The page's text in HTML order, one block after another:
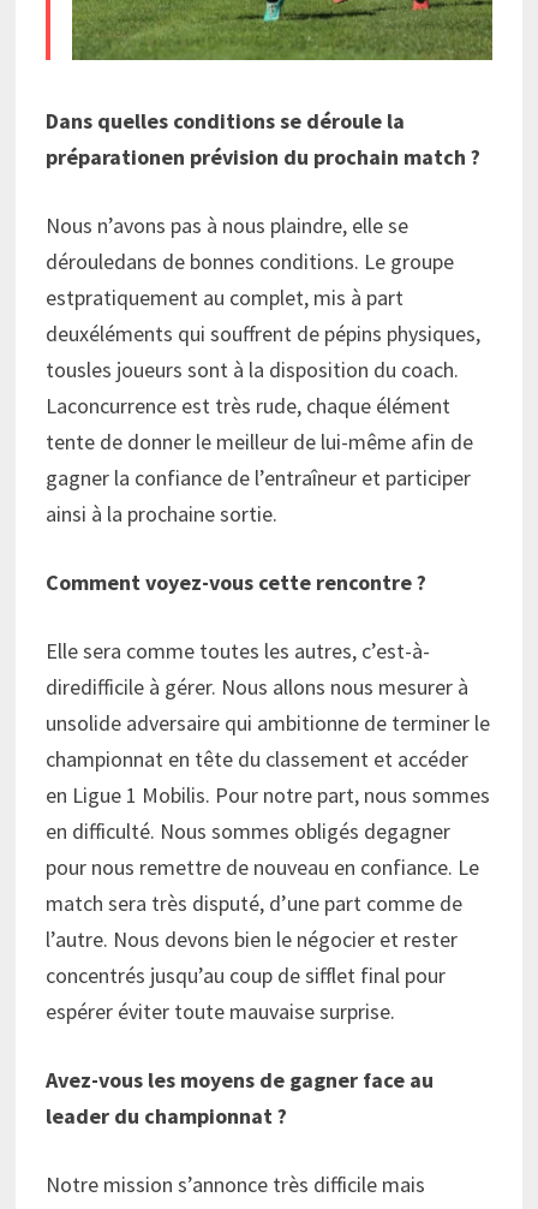
Dans quelles conditions se déroule la
préparationen prévision du prochain match ?
Nous n’avons pas à nous plaindre, elle se
dérouledans de bonnes conditions. Le groupe
estpratiquement au complet, mis à part
deuxéléments qui souffrent de pépins physiques,
tousles joueurs sont à la disposition du coach.
Laconcurrence est très rude, chaque élément
tente de donner le meilleur de lui-même afin de
gagner la confiance de l’entraîneur et participer
ainsi à la prochaine sortie.
Comment voyez-vous cette rencontre ?
Elle sera comme toutes les autres, c’est-à-
diredifficile à gérer. Nous allons nous mesurer à
unsolide adversaire qui ambitionne de terminer le
championnat en tête du classement et accéder
en Ligue 1 Mobilis. Pour notre part, nous sommes
en difficulté. Nous sommes obligés degagner
pour nous remettre de nouveau en confiance. Le
match sera très disputé, d’une part comme de
l’autre. Nous devons bien le négocier et rester
concentrés jusqu’au coup de sifflet final pour
espérer éviter toute mauvaise surprise.
Avez-vous les moyens de gagner face au
leader du championnat ?
Notre mission s’annonce très difficile mais